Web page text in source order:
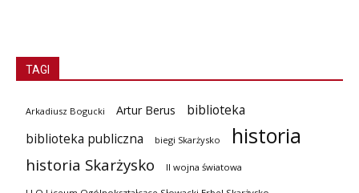
TAGI
Arkadiusz Bogucki Artur Berus
biblioteka
biblioteka publiczna
biegi Skarżysko historia
historia Skarżysko II wojna światowa